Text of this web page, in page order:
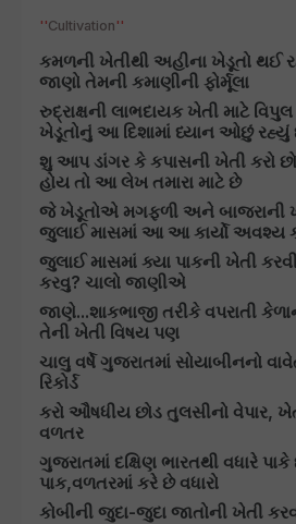
Cultivation
કમળની ખેતીથી અહીના ખેડૂતો થઈ
જાણો તેમની કમાણીની ફોર્મૂલા
રુદ્રાક્ષની લાભદાયક ખેતી માટે
ખેડૂતોનું આ દિશામાં ધ્યાન ઓછું રહ્યું
શુ આપ ડાંગર કે કપાસની ખેતી કરો
હોય તો આ લેખ તમારા માટે છે
જે ખેડૂતોએ મગફળી અને
જુલાઈ માસમાં આ આ કાર્યો અવશ્ય
જુલાઈ માસમાં ક્યા પાકની ખેતી
કરવુ? ચાલો જાણીએ
જાણે...શાકભાજી તરીકે વપરાતી
તેની ખેતી વિષય પણ
ચાલુ વર્ષે ગુજરાતમાં સોયાબીનનો
રિકોર્ડ
કરો ઔષધીય છોડ તુલસીનો વેપાર,
વળતર
ગુજરાતમાં દક્ષિણ ભારતથી વધારે
પાક,વળતરમાં કરે છે વધારો
કોબીની જુદા-જુદા જાતોની ખેતી